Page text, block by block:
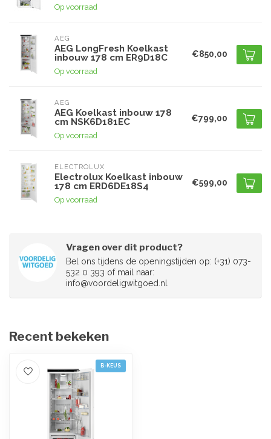
Op voorraad
AEG
AEG LongFresh Koelkast
inbouw 178 cm ER9D18C
Op voorraad
€850,00
AEG
AEG Koelkast inbouw 178
cm NSK6D181EC
Op voorraad
€799,00
ELECTROLUX
Electrolux Koelkast inbouw
178 cm ERD6DE18S4
Op voorraad
€599,00
Vragen over dit product?
Bel ons tijdens de openingstijden op: (+31) 073-
532 0 393 of mail naar:
info@voordeligwitgoed.nl
Recent bekeken
B-KEUS